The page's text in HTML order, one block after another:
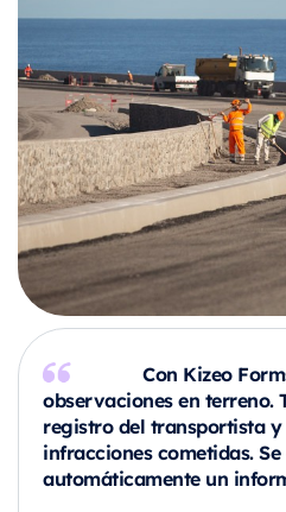
Con Kizeo
observaciones en terreno.
registro del transportista
infracciones cometidas. Se
automáticamente un